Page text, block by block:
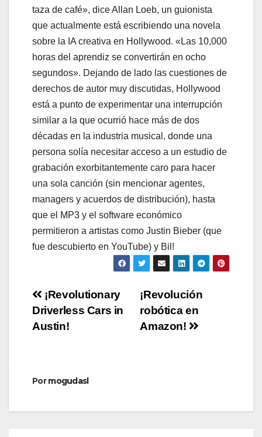
taza de café», dice Allan Loeb, un guionista
que actualmente está escribiendo una novela
sobre la IA creativa en Hollywood. «Las 10,000
horas del aprendiz se convertirán en ocho
segundos». Dejando de lado las cuestiones de
derechos de autor muy discutidas, Hollywood
está a punto de experimentar una interrupción
similar a la que ocurrió hace más de dos
décadas en la industria musical, donde una
persona solía necesitar acceso a un estudio de
grabación exorbitantemente caro para hacer
una sola canción (sin mencionar agentes,
managers y acuerdos de distribución), hasta
que el MP3 y el software económico
permitieron a artistas como Justin Bieber (que
fue descubierto en YouTube) y Bil!
Navegación
de
¡Revolución
robótica en
Amazon!
¡Revolutionary
Driverless Cars in
Austin!
Pormogudasl